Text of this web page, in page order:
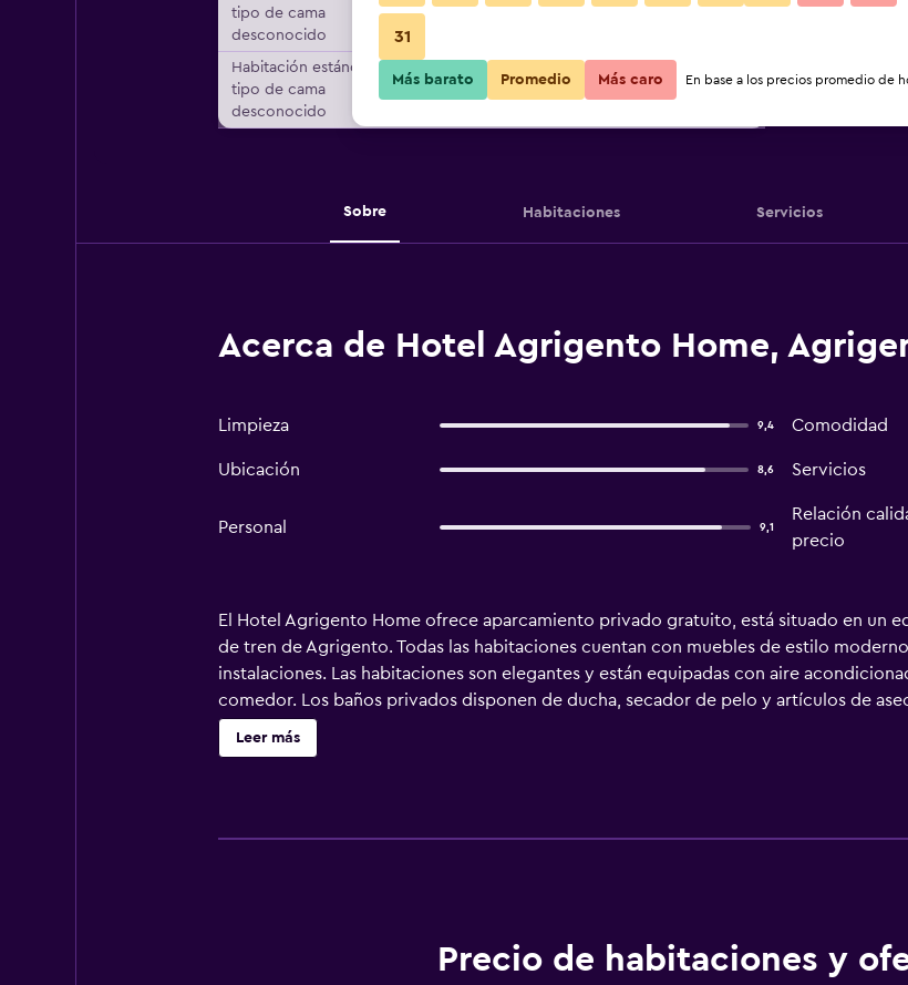
tipo de cama
desconocido
Habitación estándar,
tipo de cama
desconocido
$103
Sobre Habitaciones Servicios
Acerca de Hotel Agrigento Home,
Limpieza 9,4 Comodidad
Ubicación 8,6 Servicios
Personal 9,1
Relación
precio
El Hotel Agrigento Home ofrece aparcamiento privado gratuito, está situado en un
de tren de Agrigento. Todas las habitaciones cuentan con muebles de estilo
instalaciones. Las habitaciones son elegantes y están equipadas con aire
comedor. Los baños privados disponen de ducha, secador de pelo y artículos de
Home Hotel se encuentra a 5 minutos en coche del yacimiento arqueológico Valle de
km.
Leer más
Precio de habitaciones y
31
Más barato Promedio Más caro En base a los precios promedio de